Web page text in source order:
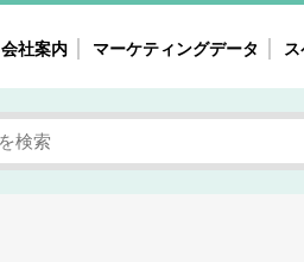
会社案内 マーケティングデータ
女性の気持ちと消費がリアルに
自主調査レポート